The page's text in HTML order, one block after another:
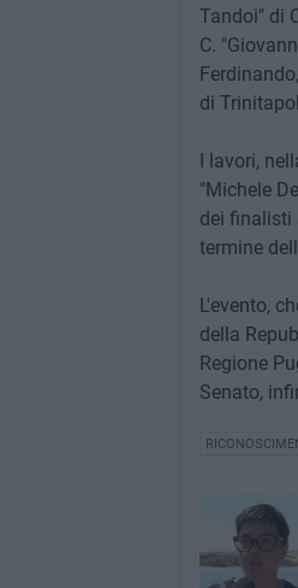
Tandoi" di
C.
di
I lavori,
"Michele
dei finalisti
termine
L'evento,
della
Regione
Senato,